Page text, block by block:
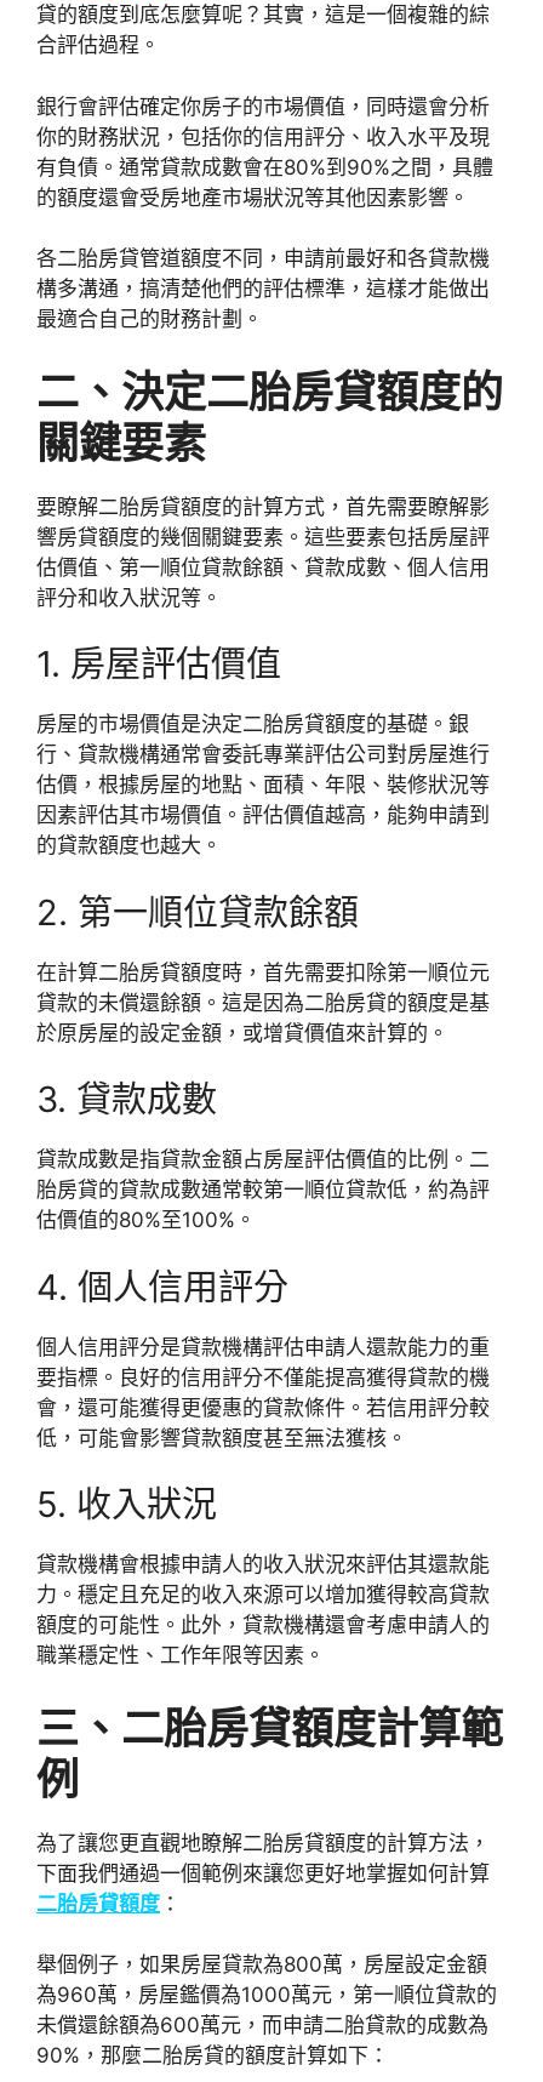
貸的額度到底怎麼算呢？其實，這是一個複雜的綜
合評估過程。
銀行會評估確定你房子的市場價值，同時還會分析
你的財務狀況，包括你的信用評分、收入水平及現
有負債。通常貸款成數會在80%到90%之間，具體
的額度還會受房地產市場狀況等其他因素影響。
各二胎房貸管道額度不同，申請前最好和各貸款機
構多溝通，搞清楚他們的評估標準，這樣才能做出
最適合自己的財務計劃。
二、決定二胎房貸額度的
關鍵要素
要瞭解二胎房貸額度的計算方式，首先需要瞭解影
響房貸額度的幾個關鍵要素。這些要素包括房屋評
估價值、第一順位貸款餘額、貸款成數、個人信用
評分和收入狀況等。
1. 房屋評估價值
房屋的市場價值是決定二胎房貸額度的基礎。銀
行、貸款機構通常會委託專業評估公司對房屋進行
估價，根據房屋的地點、面積、年限、裝修狀況等
因素評估其市場價值。評估價值越高，能夠申請到
的貸款額度也越大。
2. 第一順位貸款餘額
在計算二胎房貸額度時，首先需要扣除第一順位元
貸款的未償還餘額。這是因為二胎房貸的額度是基
於原房屋的設定金額，或增貸價值來計算的。
3. 貸款成數
貸款成數是指貸款金額占房屋評估價值的比例。二
胎房貸的貸款成數通常較第一順位貸款低，約為評
估價值的80%至100%。
4. 個人信用評分
個人信用評分是貸款機構評估申請人還款能力的重
要指標。良好的信用評分不僅能提高獲得貸款的機
會，還可能獲得更優惠的貸款條件。若信用評分較
低，可能會影響貸款額度甚至無法獲核。
5. 收入狀況
貸款機構會根據申請人的收入狀況來評估其還款能
力。穩定且充足的收入來源可以增加獲得較高貸款
額度的可能性。此外，貸款機構還會考慮申請人的
職業穩定性、工作年限等因素。
三、二胎房貸額度計算範
例
為了讓您更直觀地瞭解二胎房貸額度的計算方法，
下面我們通過一個範例來讓您更好地掌握如何計算
二胎房貸額度 ：
舉個例子，如果房屋貸款為800萬，房屋設定金額
為960萬，房屋鑑價為1000萬元，第一順位貸款的
未償還餘額為600萬元，而申請二胎貸款的成數為
90%，那麼二胎房貸的額度計算如下：